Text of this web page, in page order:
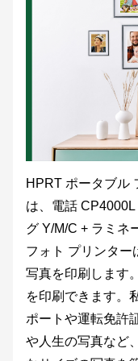
HPRT ポータブル
は、電話
グ Y/M/C + ラミネ
フォト プリンター
写真を印刷します
を印刷できます。
ポートや運転免許
や人生の写真など